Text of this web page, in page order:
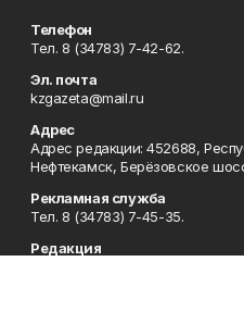
Телефон
Тел. 8 (34783) 7-42-62.
Эл. почта
kzgazeta@mail.ru
Адрес
Адрес редакции: 452688,
Нефтекамск, Берёзовское
Рекламная служба
Тел. 8 (34783) 7-45-35.
Редакция